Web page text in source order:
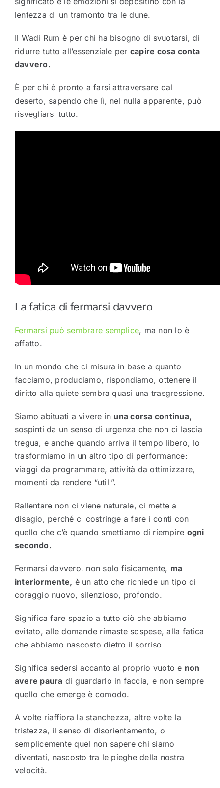
lentezza di un tramonto tra le dune.
Il Wadi Rum è per chi ha bisogno di svuotarsi, di
ridurre tutto all’essenziale per capire cosa conta
davvero.
È per chi è pronto a farsi attraversare dal
deserto, sapendo che lì, nel nulla apparente, può
risvegliarsi tutto.
La fatica di fermarsi davvero
Fermarsi può sembrare semplice, ma non lo è
affatto.
In un mondo che ci misura in base a quanto
facciamo, produciamo, rispondiamo, ottenere il
diritto alla quiete sembra quasi una trasgressione.
Siamo abituati a vivere in una corsa continua,
sospinti da un senso di urgenza che non ci lascia
tregua, e anche quando arriva il tempo libero, lo
trasformiamo in un altro tipo di performance:
viaggi da programmare, attività da ottimizzare,
momenti da rendere “utili”.
Rallentare non ci viene naturale, ci mette a
disagio, perché ci costringe a fare i conti con
quello che c’è quando smettiamo di riempire ogni
secondo.
Fermarsi davvero, non solo fisicamente, ma
interiormente, è un atto che richiede un tipo di
coraggio nuovo, silenzioso, profondo.
Significa fare spazio a tutto ciò che abbiamo
evitato, alle domande rimaste sospese, alla fatica
che abbiamo nascosto dietro il sorriso.
Significa sedersi accanto al proprio vuoto e non
avere paura di guardarlo in faccia, e non sempre
quello che emerge è comodo.
A volte riaffiora la stanchezza, altre volte la
tristezza, il senso di disorientamento, o
semplicemente quel non sapere chi siamo
diventati, nascosto tra le pieghe della nostra
velocità.